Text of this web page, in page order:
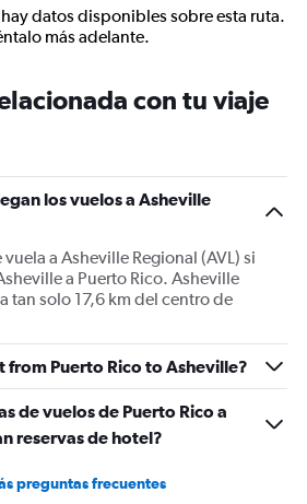
datos disponibles sobre esta ruta.
más adelante.
con tu viaje
los vuelos a Asheville
a Asheville Regional (AVL) si
a Puerto Rico. Asheville
tan solo 17,6 km del centro de
from Puerto Rico to Asheville?
de vuelos de Puerto Rico a
reservas de hotel?
preguntas frecuentes